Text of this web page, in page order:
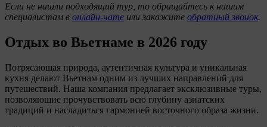
Если не нашли подходящий тур, то обращайтесь к нашим
специалистам в онлайн-чате или закажите обратный звонок.
Отдых во Вьетнаме в 2026 году
Потрясающая природа, аутентичная культура и уникальная
кухня делают Вьетнам одним из лучших направлений для
путешествий. Наша компания предлагает эксклюзивные туры,
позволяющие прочувствовать всю глубину азиатских
традиций и насладиться гармонией восточного образа жизни.